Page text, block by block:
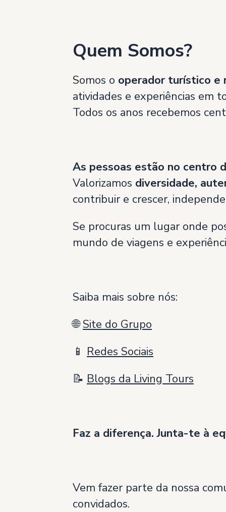
Quem Somos?
Somos o operador turístico e
atividades e experiências em
Todos os anos recebemos
As pessoas estão no centro
Valorizamos diversidade,
contribuir e crescer,
Se procuras um lugar onde
mundo de viagens e
Saiba mais sobre nós:
🌐Site do Grupo
📱 Redes Sociais
📝 Blogs da Living Tours
Faz a diferença. Junta-te à
Vem fazer parte da nossa
convidados.